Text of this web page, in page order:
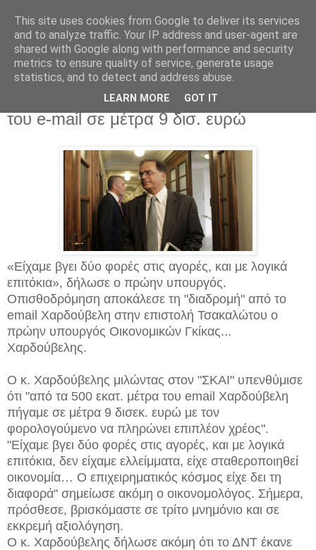
Τετάρτη 25 Ιανουαρίου 2017
Χαρδούβελης: Από τα 500 εκατ. μέτρα
του e-mail σε μέτρα 9 δισ. ευρώ
«Είχαμε βγει δύο φορές στις αγορές, και με λογικά
επιτόκια», δήλωσε ο πρώην υπουργός.
Οπισθοδρόμηση αποκάλεσε τη "διαδρομή" από το
email Χαρδούβελη στην επιστολή Τσακαλώτου ο
πρώην υπουργός Οικονομικών Γκίκας...
Χαρδούβελης.
Ο κ. Χαρδούβελης μιλώντας στον "ΣΚΑΙ" υπενθύμισε
ότι "από τα 500 εκατ. μέτρα του email Χαρδούβελη
πήγαμε σε μέτρα 9 δισεκ. ευρώ με τον
φορολογούμενο να πληρώνει επιπλέον χρέος".
"Είχαμε βγει δύο φορές στις αγορές, και με λογικά
επιτόκια, δεν είχαμε ελλείμματα, είχε σταθεροποιηθεί
οικονομία… Ο επιχειρηματικός κόσμος είχε δει τη
διαφορά" σημείωσε ακόμη ο οικονομολόγος. Σήμερα,
πρόσθεσε, βρισκόμαστε σε τρίτο μνημόνιο και σε
εκκρεμή αξιολόγηση.
Ο κ. Χαρδούβελης δήλωσε ακόμη ότι το ΔΝΤ έκανε
This site uses cookies from Google to deliver its services
and to analyze traffic. Your IP address and user-agent are
shared with Google along with performance and security
metrics to ensure quality of service, generate usage
statistics, and to detect and address abuse.
LEARN MORE GOT IT